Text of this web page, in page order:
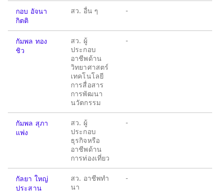
กอบ อัจนา
กิตติ
สว. อื่น ๆ -
กัมพล ทอง
ชิว
สว. ผู้
ประกอบ
อาชีพด้าน
วิทยาศาสตร์
เทคโนโลยี
การสื่อสาร
การพัฒนา
นวัตกรรม
-
กัมพล สุภา
แพ่ง
สว. ผู้
ประกอบ
ธุรกิจหรือ
อาชีพด้าน
การท่องเที่ยว
-
กัลยา ใหญ่
ประสาน
สว. อาชีพทำ
นา
-